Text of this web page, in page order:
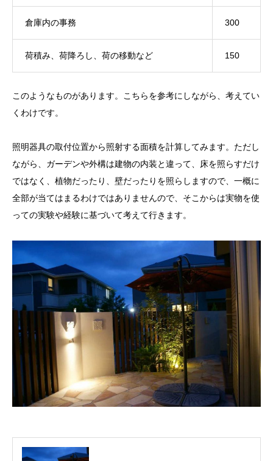
倉庫内の事務 300
荷積み、荷降ろし、荷の移動など 150
このようなものがあります。こちらを参考にしながら、考えてい
くわけです。
照明器具の取付位置から照射する面積を計算してみます。ただし
ながら、ガーデンや外構は建物の内装と違って、床を照らすだけ
ではなく、植物だったり、壁だったりを照らしますので、一概に
全部が当てはまるわけではありませんので、そこからは実物を使
っての実験や経験に基づいて考えて行きます。